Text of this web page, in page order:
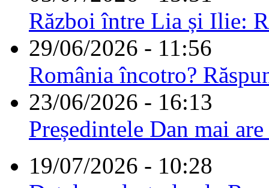
Război între Lia și Ilie:
29/06/2026 - 11:56
România încotro?
23/06/2026 - 16:13
Președintele Dan mai
19/07/2026 - 10:28